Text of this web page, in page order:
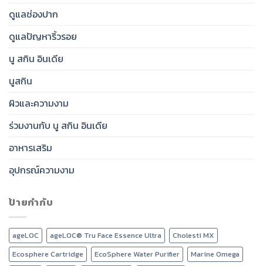
ดูแลช่องปาก
ดูแลปัญหาริ้วรอย
นู สกิน อินเดีย
นูสกิน
ผิวและความงาม
ร่วมงานกับ นู สกิน อินเดีย
อาหารเสริม
อุปกรณ์ความงาม
ป้ายกำกับ
ageLOC ageLOC® Tru Face Essence Ultra
Cholesti MX
Ecosphere Cartridge
EcoSphere Water Purifier
Marine Omega